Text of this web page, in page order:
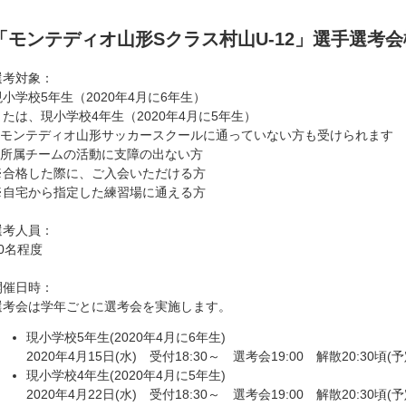
モンテディオ山形Sクラス村山U-12」選手選考
対象：
小学校5年生（2020年4月に6年生）
たは、現小学校4年生（2020年4月に5年生）
ンテディオ山形サッカースクールに通っていない方も受けられます
属チームの活動に支障の出ない方
格した際に、ご入会いただける方
宅から指定した練習場に通える方
人員：
名程度
日時：
考会は学年ごとに選考会を実施します。
現小学校5年生(2020年4月に6年生)
2020年4月15日(水) 受付18:30～ 選考会19:00 解散20:30頃(予
現小学校4年生(2020年4月に5年生)
2020年4月22日(水) 受付18:30～ 選考会19:00 解散20:30頃(予